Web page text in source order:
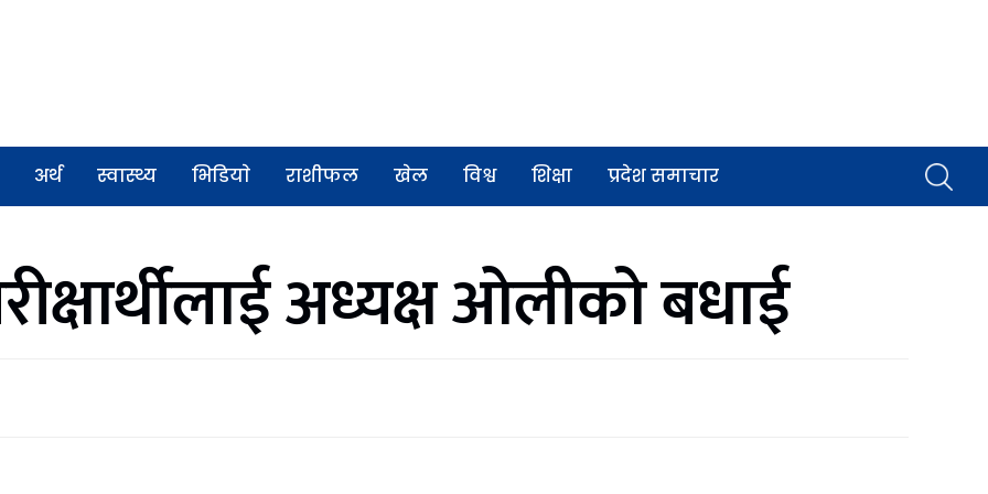
अर्थ स्वास्थ्य भिडियाे राशीफल खेल विश्व शिक्षा प्रदेश समाचार
अध्यक्ष ओलीको बधाई